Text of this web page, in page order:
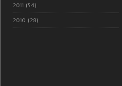
2011 (54)
2010 (28)